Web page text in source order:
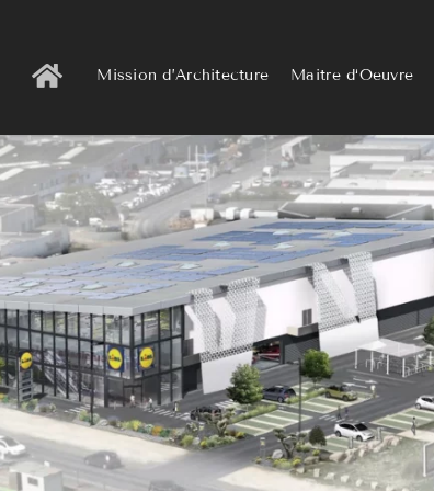
Mission d’Architecture Maitre d‘Oeuvre